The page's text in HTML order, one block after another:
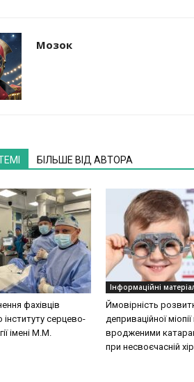
Мозок
БІЛЬШЕ ВІД АВТОРА
фахівців
інституту серцево-
імeні М.М.
Інформаційні
Ймовірність
деприваційної
вродженими
при несвоєчасній